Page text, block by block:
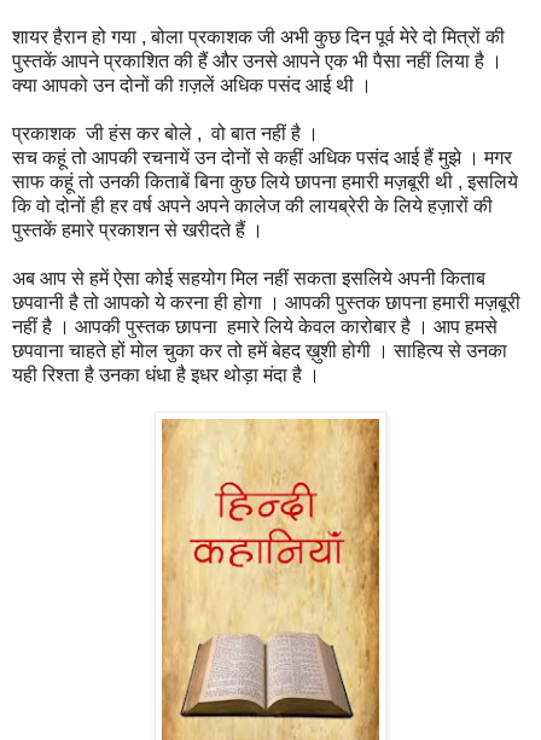
शायर हैरान हो गया , बोला प्रकाशक जी अभी कुछ दिन पूर्व मेरे दो मित्रों की
पुस्तकें आपने प्रकाशित की हैं और उनसे आपने एक भी पैसा नहीं लिया है ।
क्या आपको उन दोनों की ग़ज़लें अधिक पसंद आई थी ।
प्रकाशक जी हंस कर बोले , वो बात नहीं है ।
सच कहूं तो आपकी रचनायें उन दोनों से कहीं अधिक पसंद आई हैं मुझे । मगर
साफ कहूं तो उनकी किताबें बिना कुछ लिये छापना हमारी मज़बूरी थी , इसलिये
कि वो दोनों ही हर वर्ष अपने अपने कालेज की लायब्रेरी के लिये हज़ारों की
पुस्तकें हमारे प्रकाशन से खरीदते हैं ।
अब आप से हमें ऐसा कोई सहयोग मिल नहीं सकता इसलिये अपनी किताब
छपवानी है तो आपको ये करना ही होगा । आपकी पुस्तक छापना हमारी मज़बूरी
नहीं है । आपकी पुस्तक छापना हमारे लिये केवल कारोबार है । आप हमसे
छपवाना चाहते हों मोल चुका कर तो हमें बेहद ख़ुशी होगी । साहित्य से उनका
यही रिश्ता है उनका धंधा है इधर थोड़ा मंदा है ।